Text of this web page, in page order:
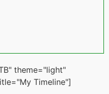
theme="light"
Timeline"]